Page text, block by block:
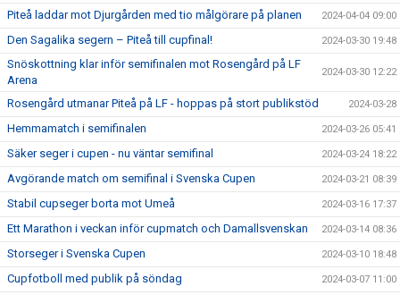
Piteå laddar mot Djurgården med tio målgörare på planen 2024-04-04 09:00
Den Sagalika segern – Piteå till cupfinal! 2024-03-30 19:48
Snöskottning klar inför semifinalen mot Rosengård på LF
Arena
2024-03-30 12:22
Rosengård utmanar Piteå på LF - hoppas på stort publikstöd 2024-03-28
Hemmamatch i semifinalen 2024-03-26 05:41
Säker seger i cupen - nu väntar semifinal 2024-03-24 18:22
Avgörande match om semifinal i Svenska Cupen 2024-03-21 08:39
Stabil cupseger borta mot Umeå 2024-03-16 17:37
Ett Marathon i veckan inför cupmatch och Damallsvenskan 2024-03-14 08:36
Storseger i Svenska Cupen 2024-03-10 18:48
Cupfotboll med publik på söndag 2024-03-07 11:00